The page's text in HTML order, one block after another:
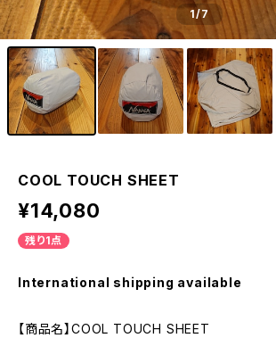
1/7
COOL TOUCH SHEET
¥14,080
残り1点
International shipping available
【商品名】COOL TOUCH SHEET